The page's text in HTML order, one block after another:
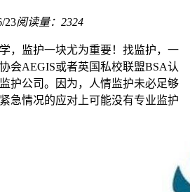
23阅读量：2324
，监护一块尤为重要！找监护，一
会AEGIS或者英国私校联盟BSA认
护公司。因为，人情监护未必足够
急情况的应对上可能没有专业监护